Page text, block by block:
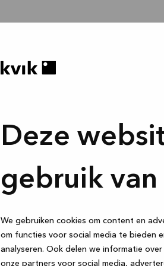
Deze
gebruik van
We gebruiken cookies om content en
om functies voor social media te bieden
analyseren. Ook delen we informatie
onze partners voor social media,